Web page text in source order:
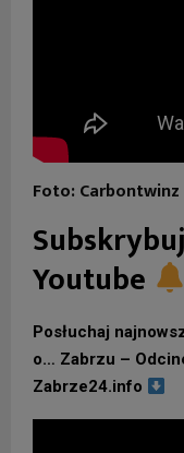
Foto:
Youtube
Posłuchaj
o… Zabrzu –
Zabrze24.info